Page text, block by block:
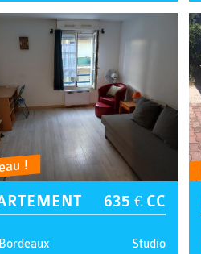
!
635 € CC
Studio
Bordeaux